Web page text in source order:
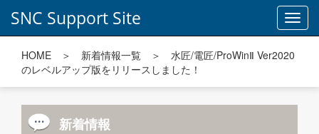
SNC Support Site
HOME ＞ 新着情報一覧 ＞ 水匠/電匠/ProWinⅡ Ver2020
のレベルアップ版をリリースしました！
新着情報